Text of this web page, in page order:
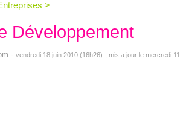
>
Développement
- vendredi 18 juin 2010 (16h26)
, mis a jour le mercredi 11